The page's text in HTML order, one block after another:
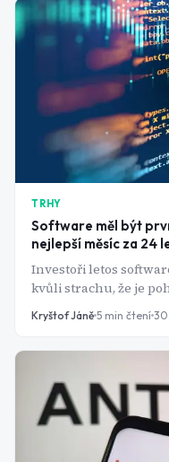
se určuje hodnota
OpenAI?
TRHY
Software měl být
nejlepší měsíc za 24
Investoři letos
kvůli strachu, že je
však přišel rekordní
Kryštof Jáně 5 min čtení